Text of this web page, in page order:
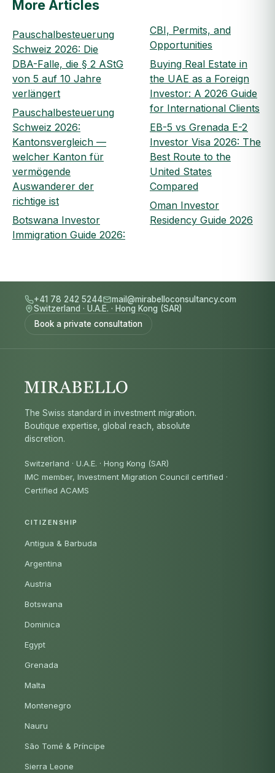
More Articles
Pauschalbesteuerung
Schweiz 2026: Die
DBA-Falle, die § 2 AStG
von 5 auf 10 Jahre
verlängert
Pauschalbesteuerung
Schweiz 2026:
Kantonsvergleich —
welcher Kanton für
vermögende
Auswanderer der
richtige ist
Botswana Investor
Immigration Guide 2026:
CBI, Permits, and
Opportunities
Buying Real Estate in
the UAE as a Foreign
Investor: A 2026 Guide
for International Clients
EB-5 vs Grenada E-2
Investor Visa 2026: The
Best Route to the
United States
Compared
Oman Investor
Residency Guide 2026
+41 78 242 5244
mail@mirabelloconsultancy.com
Switzerland · U.A.E. · Hong Kong (SAR)
Book a private consultation
The Swiss standard in investment migration.
Boutique expertise, global reach, absolute
discretion.
Switzerland · U.A.E. · Hong Kong (SAR)
IMC member, Investment Migration Council certified ·
Certified ACAMS
CITIZENSHIP
Antigua & Barbuda
Argentina
Austria
Botswana
Dominica
Egypt
Grenada
Malta
Montenegro
Nauru
São Tomé & Príncipe
Sierra Leone